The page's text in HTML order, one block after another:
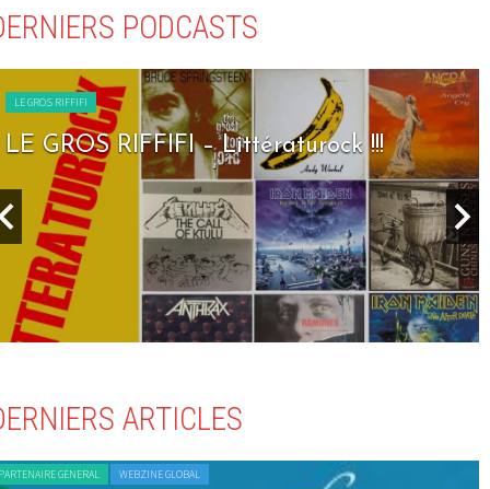
PODCASTS
LE GROS RIFFIFI
LE GROS RIFFIFI – Littératurock !!!
ARTICLES
GENERAL WEBZINE GLOBAL